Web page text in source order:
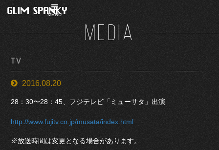
MENU
MEDIA
TV
2016.08.20
28：30〜28：45、フジテレビ「ミューサタ」出演
http://www.fujitv.co.jp/musata/index.html
※放送時間は変更となる場合があります。